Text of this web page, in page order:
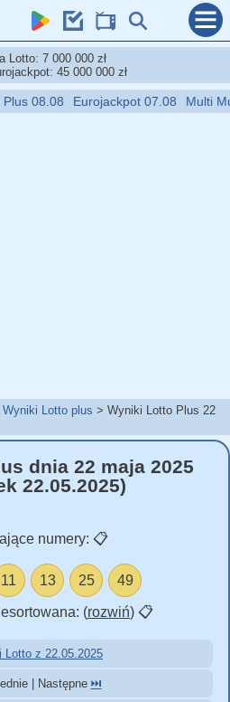
Lotto: 7 000 000 zł
45 000 000 zł
08.08 Eurojackpot 07.08 Multi Multi
Wyniki Lotto plus
Wyniki Lotto Plus 22
dnia 22 maja 2025
22.05.2025)
numery: 📋
11 13 25 49
(rozwiń) 📋
Lotto z 22.05.2025
| Następne ⏭️